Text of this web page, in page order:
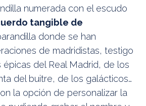
numerada con el escudo
tangible de
donde se han
de madridistas, testigo
épicas del Real Madrid, de los
del buitre, de los galácticos…
la opción de personalizar la